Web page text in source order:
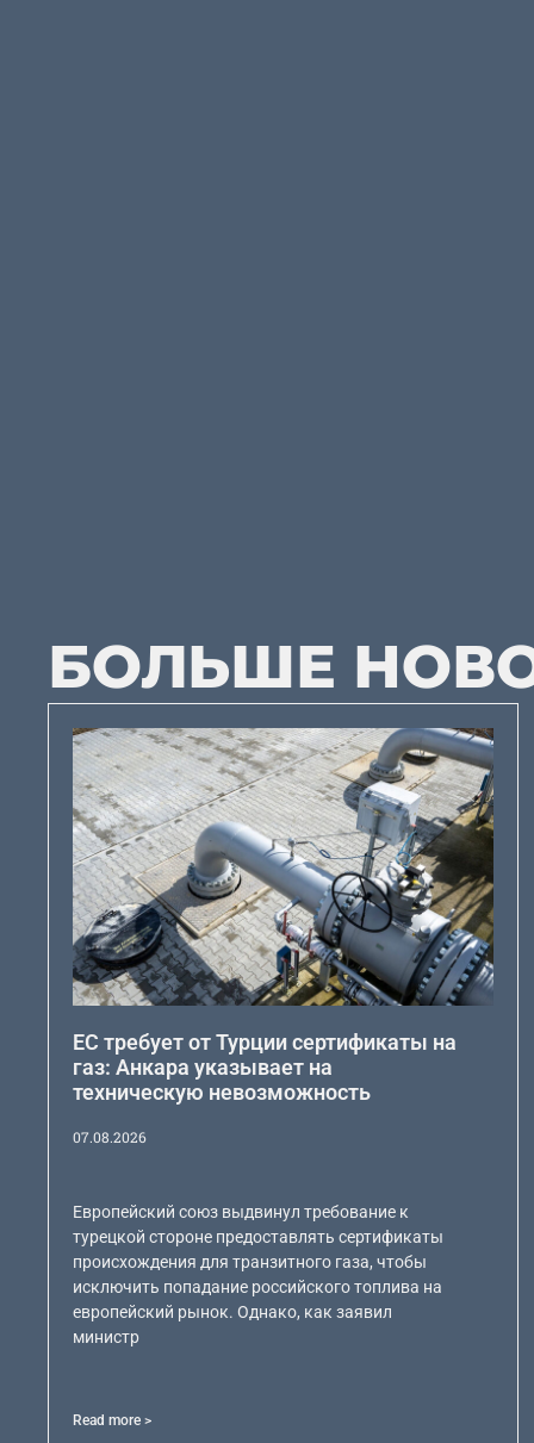
БОЛЬШЕ
ЕС требует от Турции сертификаты на
газ: Анкара указывает на
техническую невозможность
07.08.2026
Европейский союз выдвинул требование к
турецкой стороне предоставлять сертификаты
происхождения для транзитного газа, чтобы
исключить попадание российского топлива на
европейский рынок. Однако, как заявил
министр
Read more >